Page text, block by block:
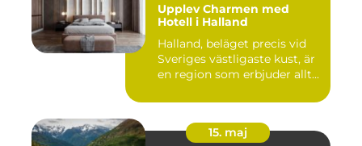
Upplev Charmen med
Hotell i Halland
Halland, beläget precis vid
Sveriges västligaste kust, är
en region som erbjuder allt...
15. maj